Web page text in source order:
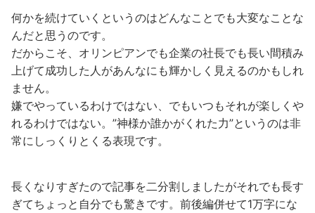
何かを続けていくというのはどんなことでも大変なことな
んだと思うのです。
だからこそ、オリンピアンでも企業の社長でも長い間積み
上げて成功した人があんなにも輝かしく見えるのかもしれ
ません。
嫌でやっているわけではない、でもいつもそれが楽しくや
れるわけではない。”神様か誰かがくれた力”というのは非
常にしっくりとくる表現です。
長くなりすぎたので記事を二分割しましたがそれでも長す
ぎてちょっと自分でも驚きです。前後編併せて1万字にな